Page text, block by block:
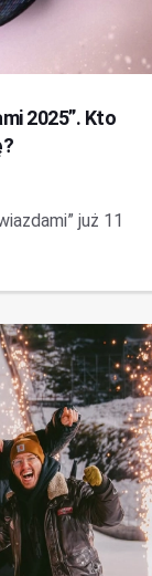
2025”. Kto
już 11